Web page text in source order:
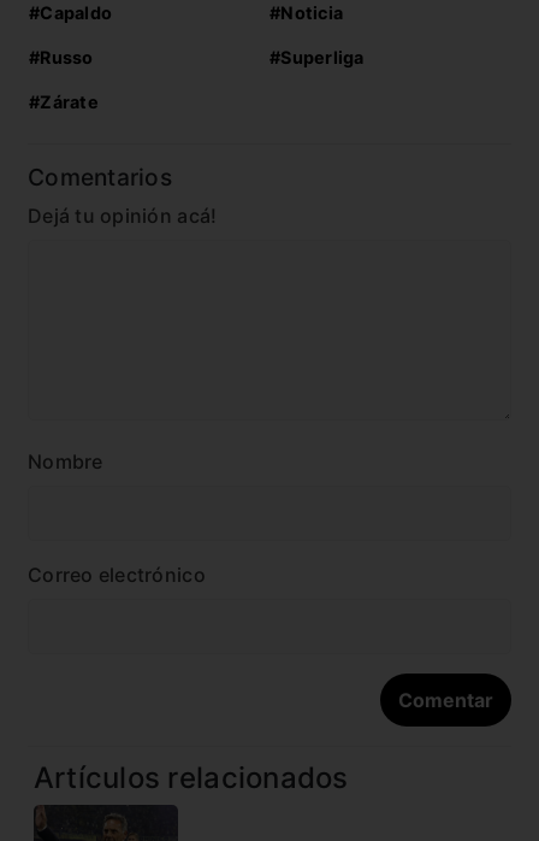
#Capaldo #Noticia
#Russo #Superliga
#Zárate
Comentarios
Dejá tu opinión acá!
Nombre
Correo electrónico
Artículos relacionados